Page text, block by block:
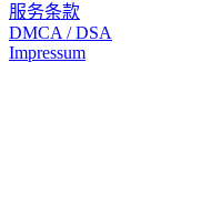
服务条款
DMCA / DSA
Impressum